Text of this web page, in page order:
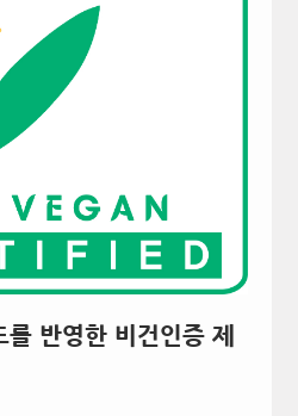
반영한 비건인증 제